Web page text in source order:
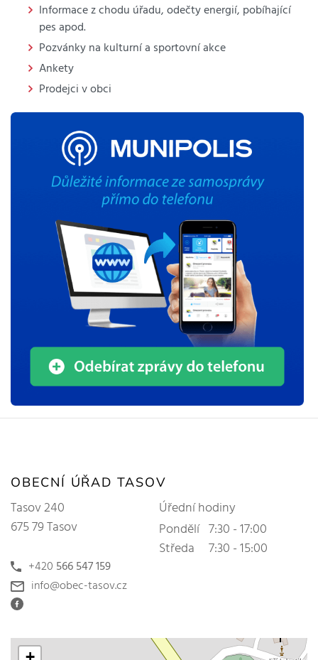
Informace z chodu úřadu, odečty energií, pobíhající
pes apod.
Pozvánky na kulturní a sportovní akce
Ankety
Prodejci v obci
OBECNÍ ÚŘAD TASOV
Tasov 240
675 79 Tasov
+420 566 547 159
info@obec-tasov.cz
Úřední hodiny
Pondělí 7:30 - 17:00
Středa
7:30 - 15:00